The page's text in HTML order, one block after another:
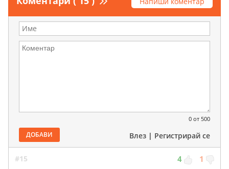
0 от 500
ДОБАВИ Влез | Регистрирай се
#15 4 1